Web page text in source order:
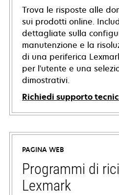
Trova le risposte alle
sui prodotti online.
dettagliate sulla
manutenzione e la
di una periferica
per l'utente e una
dimostrativi.
Richiedi supporto
si
apre
una
nuova
scheda
PAGINA WEB
Programmi di
Lexmark